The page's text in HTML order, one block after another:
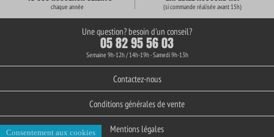
chaque année (si commande réalisée avant 15h)
Une question? besoin d'un conseil?
05 82 95 56 03
Semaine 9h-12h / 14h-19h - Samedi 9h-13h
Contactez-nous
Conditions générales de vente
Mentions légales
Consentement aux cookies